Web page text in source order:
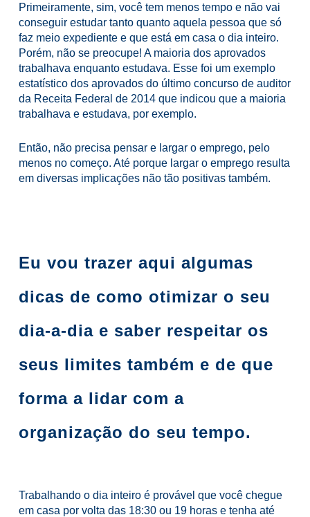
Primeiramente, sim, você tem menos tempo e não vai
conseguir estudar tanto quanto aquela pessoa que só
faz meio expediente e que está em casa o dia inteiro.
Porém, não se preocupe! A maioria dos aprovados
trabalhava enquanto estudava. Esse foi um exemplo
estatístico dos aprovados do último concurso de auditor
da Receita Federal de 2014 que indicou que a maioria
trabalhava e estudava, por exemplo.
Então, não precisa pensar e largar o emprego, pelo
menos no começo. Até porque largar o emprego resulta
em diversas implicações não tão positivas também.
Eu vou trazer aqui algumas
dicas de como otimizar o seu
dia-a-dia e saber respeitar os
seus limites também e de que
forma a lidar com a
organização do seu tempo.
Trabalhando o dia inteiro é provável que você chegue
em casa por volta das 18:30 ou 19 horas e tenha até